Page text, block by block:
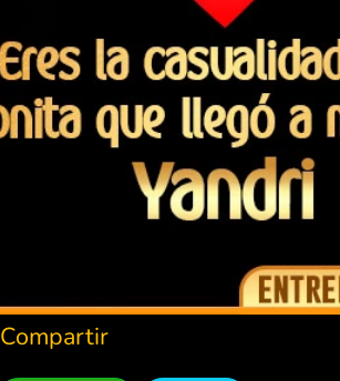
Compartir